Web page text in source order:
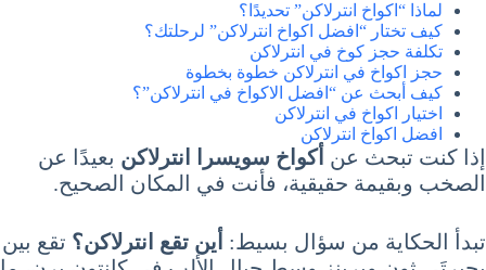
لماذا “اكواخ انترلاكن” تحديدًا؟
كيف تختار “افضل اكواخ انترلاكن” لرحلتك؟
تكلفة حجز كوخ في انترلاكن
حجز اكواخ في انترلاكن خطوة بخطوة
كيف أبحث عن “افضل الاكواخ في انترلاكن”؟
اختيار اكواخ في انترلاكن
افضل اكواخ انترلاكن
إذا كنت تبحث عن أكواخ سويسرا انترلاكن بعيدًا عن
الصخب وبقيمة حقيقية، فأنت في المكان الصحيح.
تبدأ الحكاية من سؤال بسيط: أين تقع انترلاكن؟ تقع بين